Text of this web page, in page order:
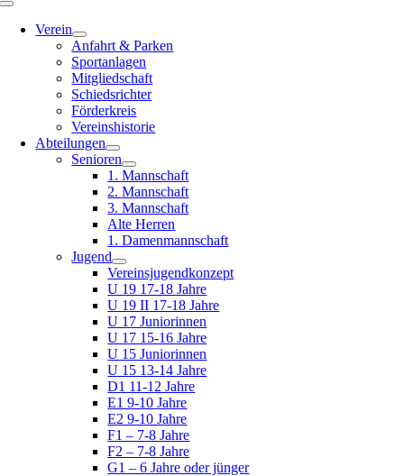
Toggle
NavigationVerein
Anfahrt & Parken
Sportanlagen
Mitgliedschaft
Schiedsrichter
Förderkreis
Vereinshistorie
Abteilungen
Senioren
1. Mannschaft
2. Mannschaft
3. Mannschaft
Alte Herren
1. Damenmannschaft
Jugend
Vereinsjugendkonzept
U 19 17-18 Jahre
U 19 II 17-18 Jahre
U 17 Juniorinnen
U 17 15-16 Jahre
U 15 Juniorinnen
U 15 13-14 Jahre
D1 11-12 Jahre
E1 9-10 Jahre
E2 9-10 Jahre
F1 – 7-8 Jahre
F2 – 7-8 Jahre
G1 – 6 Jahre oder jünger